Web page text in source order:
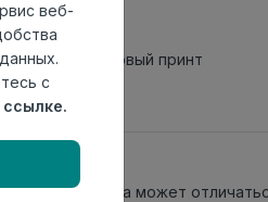
тафтинговый принт
вид товара может
веб-
с
ссылке.